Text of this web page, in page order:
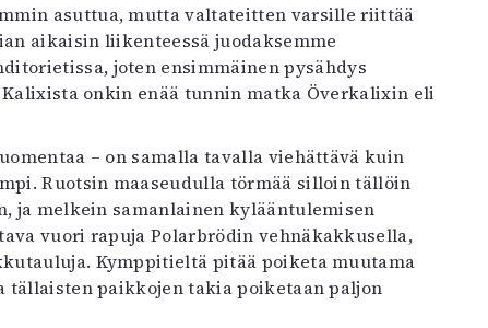
asuttua, mutta valtateitten varsille riittää
aikaisin liikenteessä juodaksemme
joten ensimmäinen pysähdys
onkin enää tunnin matka Överkalixin eli
– on samalla tavalla viehättävä kuin
Ruotsin maaseudulla törmää silloin tällöin
melkein samanlainen kylääntulemisen
vuori rapuja Polarbrödin vehnäkakkusella,
Kymppitieltä pitää poiketa muutama
paikkojen takia poiketaan paljon